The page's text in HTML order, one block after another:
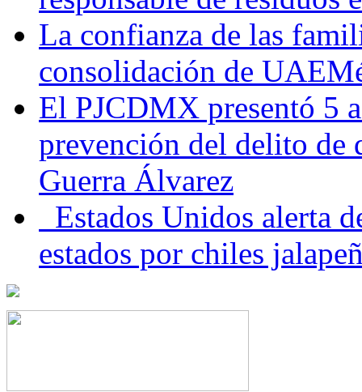
La confianza de las
consolidación de
El PJCDMX presentó 5
prevención del delito de
Guerra Álvarez
Estados Unidos alerta
estados por chiles